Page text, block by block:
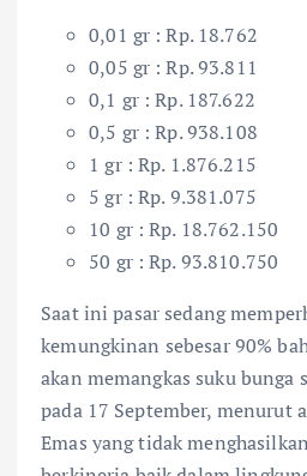
0,01 gr : Rp. 18.762
0,05 gr : Rp. 93.811
0,1 gr : Rp. 187.622
0,5 gr : Rp. 938.108
1 gr : Rp. 1.876.215
5 gr : Rp. 9.381.075
10 gr : Rp. 18.762.150
50 gr : Rp. 93.810.750
Saat ini pasar sedang
kemungkinan sebesar 90%
akan memangkas suku bunga
pada 17 September, menurut
Emas yang tidak